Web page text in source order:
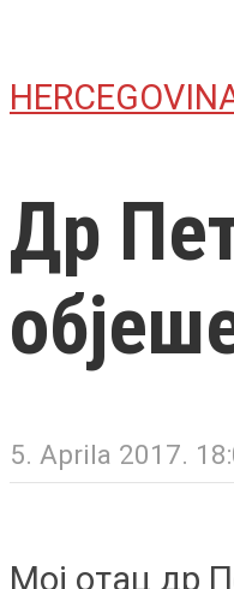
Др
5. Aprila 2017.
Мој отац др